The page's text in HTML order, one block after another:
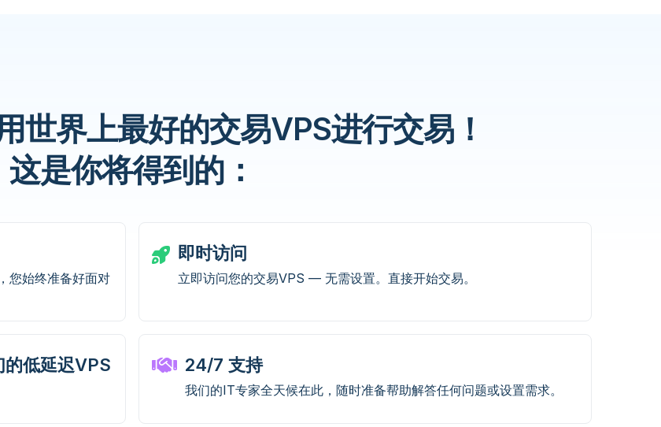
世界上最好的交易VPS进行交易！
这是你将得到的：
您始终准备好面对
即时访问
立即访问您的交易VPS — 无需设置。直接开始交易。
低延迟VPS
24/7 支持
我们的IT专家全天候在此，随时准备帮助解答任何问题或设置需求。